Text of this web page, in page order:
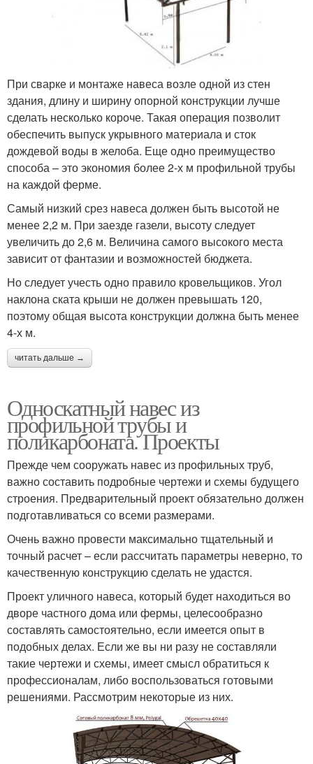
При сварке и монтаже навеса возле одной из стен
здания, длину и ширину опорной конструкции лучше
сделать несколько короче. Такая операция позволит
обеспечить выпуск укрывного материала и сток
дождевой воды в желоба. Еще одно преимущество
способа – это экономия более 2-х м профильной трубы
на каждой ферме.
Самый низкий срез навеса должен быть высотой не
менее 2,2 м. При заезде газели, высоту следует
увеличить до 2,6 м. Величина самого высокого места
зависит от фантазии и возможностей бюджета.
Но следует учесть одно правило кровельщиков. Угол
наклона ската крыши не должен превышать 120,
поэтому общая высота конструкции должна быть менее
4-х м.
читать дальше →
Односкатный навес из
профильной трубы и
поликарбоната. Проекты
Прежде чем сооружать навес из профильных труб,
важно составить подробные чертежи и схемы будущего
строения. Предварительный проект обязательно должен
подготавливаться со всеми размерами.
Очень важно провести максимально тщательный и
точный расчет – если рассчитать параметры неверно, то
качественную конструкцию сделать не удастся.
Проект уличного навеса, который будет находиться во
дворе частного дома или фермы, целесообразно
составлять самостоятельно, если имеется опыт в
подобных делах. Если же вы ни разу не составляли
такие чертежи и схемы, имеет смысл обратиться к
профессионалам, либо воспользоваться готовыми
решениями. Рассмотрим некоторые из них.